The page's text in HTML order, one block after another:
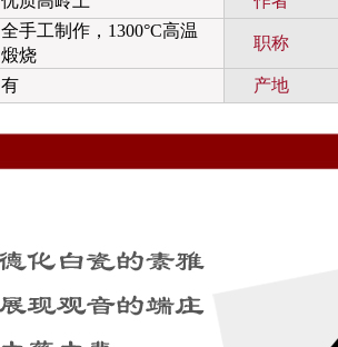
全手工制作，1300°C高温
煅烧
职称
有 产地